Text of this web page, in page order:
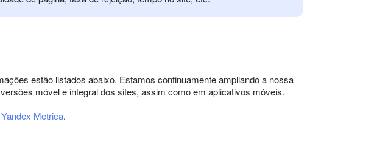
estão listados abaixo. Estamos continuamente ampliando a nossa
móvel e integral dos sites, assim como em aplicativos móveis.
Metrica.